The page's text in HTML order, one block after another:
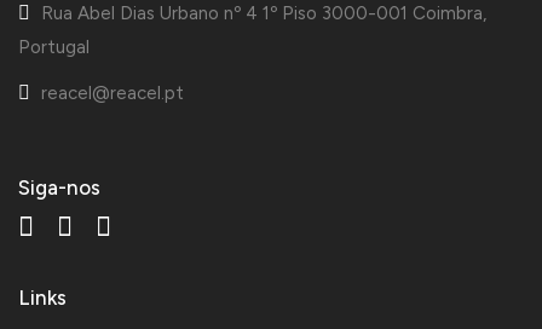
Rua Abel Dias Urbano nº 4 1º Piso 3000-001 Coimbra,
Portugal
reacel@reacel.pt
Siga-nos
Links